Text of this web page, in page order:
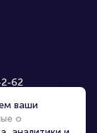
62
,
ваши
о